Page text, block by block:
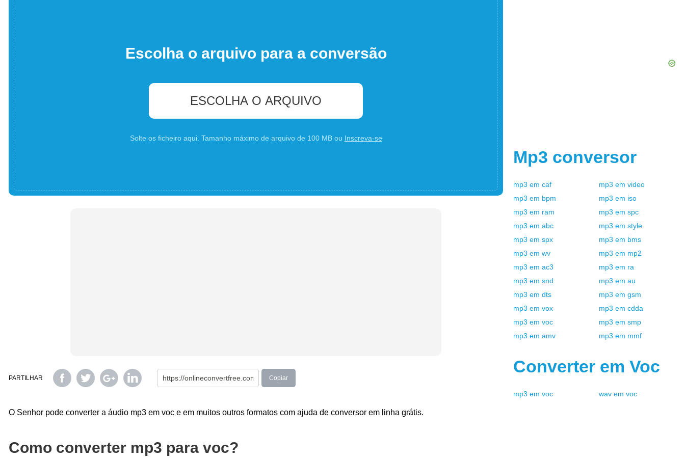
Escolha o arquivo para a conversão
ESCOLHA O ARQUIVO
Solte os ficheiro aqui. Tamanho máximo de arquivo de 100 MB ou Inscreva-se
PARTILHAR Copiar
O Senhor pode converter a áudio mp3 em voc e em muitos outros formatos com ajuda de conversor em linha grátis.
Como converter mp3 para voc?
Mp3 conversor
mp3 em caf mp3 em video
mp3 em bpm mp3 em iso
mp3 em ram mp3 em spc
mp3 em abc mp3 em style
mp3 em spx mp3 em bms
mp3 em wv mp3 em mp2
mp3 em ac3 mp3 em ra
mp3 em snd mp3 em au
mp3 em dts mp3 em gsm
mp3 em vox mp3 em cdda
mp3 em voc mp3 em smp
mp3 em amv mp3 em mmf
Converter em Voc
mp3 em voc wav em voc